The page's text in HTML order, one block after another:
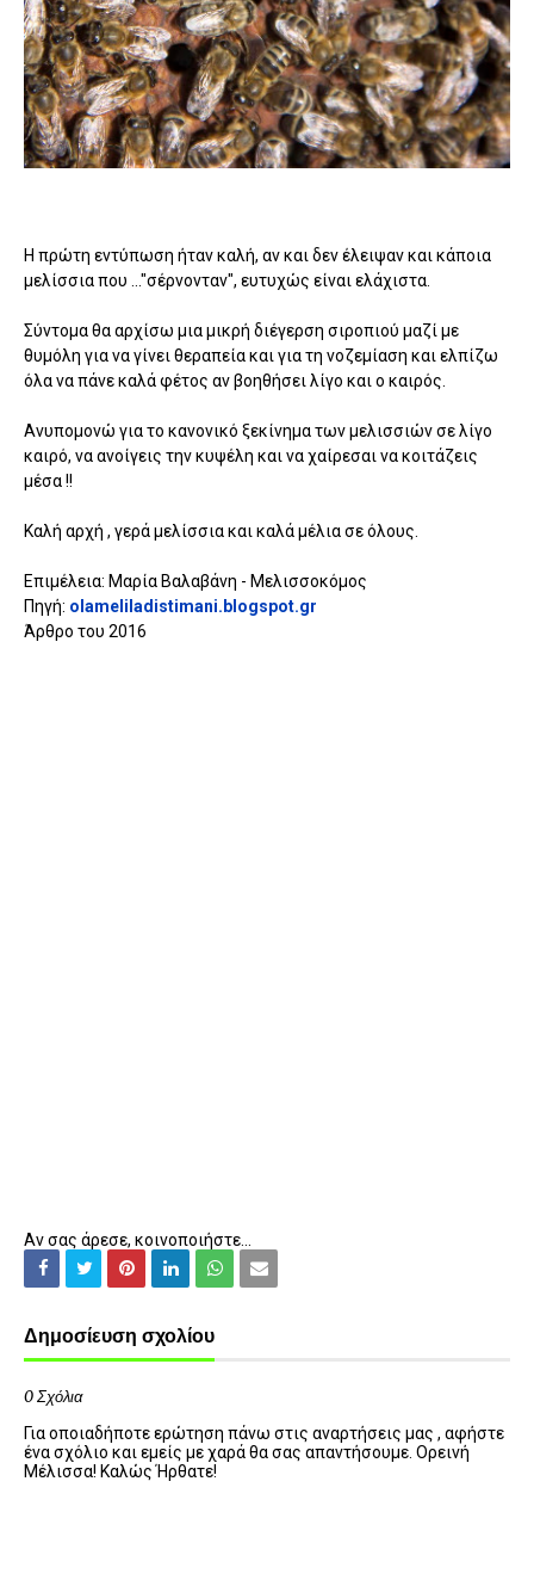
Η πρώτη εντύπωση ήταν καλή, αν και δεν έλειψαν και κάποια
μελίσσια που ..."σέρνονταν", ευτυχώς είναι ελάχιστα.
Σύντομα θα αρχίσω μια μικρή διέγερση σιροπιού μαζί με
θυμόλη για να γίνει θεραπεία και για τη νοζεμίαση και ελπίζω
όλα να πάνε καλά φέτος αν βοηθήσει λίγο και ο καιρός.
Ανυπομονώ για το κανονικό ξεκίνημα των μελισσιών σε λίγο
καιρό, να ανοίγεις την κυψέλη και να χαίρεσαι να κοιτάζεις
μέσα !!
Καλή αρχή , γερά μελίσσια και καλά μέλια σε όλους.
Επιμέλεια: Μαρία Βαλαβάνη - Μελισσοκόμος
Πηγή: olameliladistimani.blogspot.gr
Άρθρο του 2016
Αν σας άρεσε, κοινοποιήστε...
Δημοσίευση σχολίου
0 Σχόλια
Για οποιαδήποτε ερώτηση πάνω στις αναρτήσεις μας , αφήστε
ένα σχόλιο και εμείς με χαρά θα σας απαντήσουμε. Ορεινή
Μέλισσα! Καλώς Ήρθατε!